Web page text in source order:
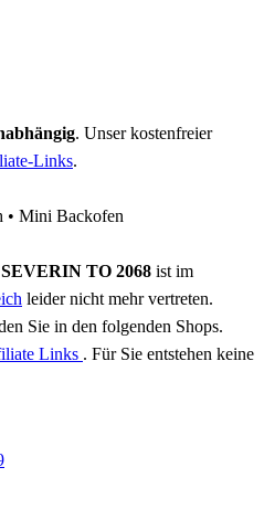
. Unser kostenfreier
Links.
• Mini Backofen
SEVERIN TO 2068 ist im
leider nicht mehr vertreten.
Sie in den folgenden Shops.
Links . Für Sie entstehen keine